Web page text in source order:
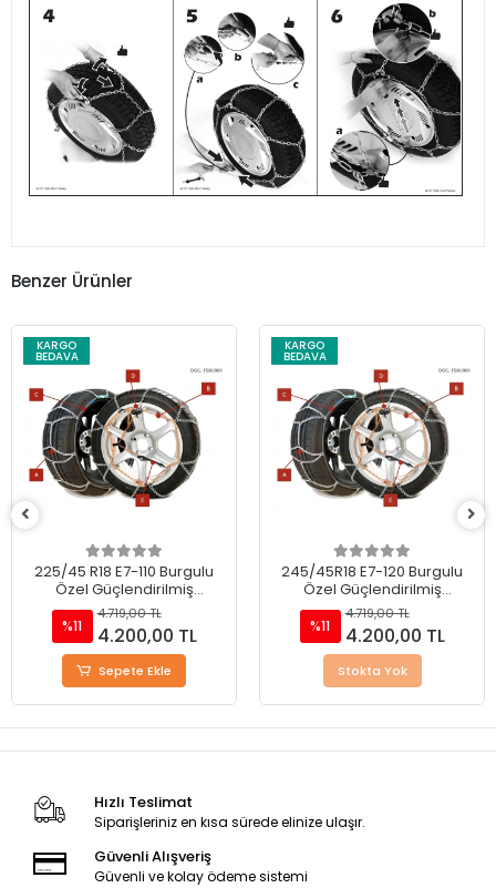
Benzer Ürünler
KARGO
BEDAVA
225/45 R18 E7-110 Burgulu
Özel Güçlendirilmiş
Takmatik Kar Zinciri
%11
4.719,00 TL
4.200,00 TL
Sepete Ekle
KARGO
BEDAVA
245/45R18 E7-120 Burgulu
Özel Güçlendirilmiş
Takmatik Kar Zinciri
%11
4.719,00 TL
4.200,00 TL
Stokta Yok
Hızlı Teslimat
Siparişleriniz en kısa sürede elinize ulaşır.
Güvenli Alışveriş
Güvenli ve kolay ödeme sistemi